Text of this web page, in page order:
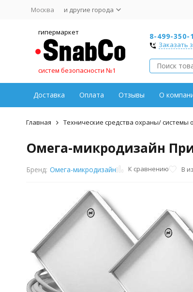
Москва и другие города
гипермаркет
систем безопасности №1
8-499-350-
Заказать
Доставка Оплата Отзывы О
Главная Технические средства охраны/ системы
Омега-микродизайн
Бренд: Омега-микродизайн К сравнению В